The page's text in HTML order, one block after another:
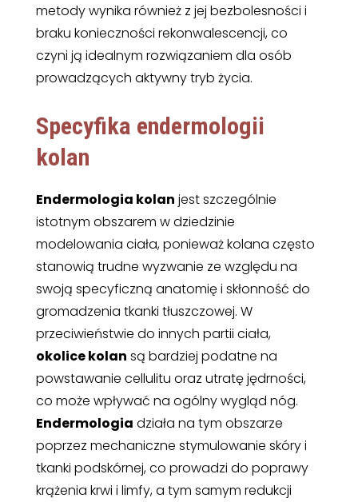
metody wynika również z jej bezbolesności i
braku konieczności rekonwalescencji, co
czyni ją idealnym rozwiązaniem dla osób
prowadzących aktywny tryb życia.
Specyfika endermologii
kolan
Endermologia kolan jest szczególnie
istotnym obszarem w dziedzinie
modelowania ciała, ponieważ kolana często
stanowią trudne wyzwanie ze względu na
swoją specyficzną anatomię i skłonność do
gromadzenia tkanki tłuszczowej. W
przeciwieństwie do innych partii ciała,
okolice kolan są bardziej podatne na
powstawanie cellulitu oraz utratę jędrności,
co może wpływać na ogólny wygląd nóg.
Endermologia działa na tym obszarze
poprzez mechaniczne stymulowanie skóry i
tkanki podskórnej, co prowadzi do poprawy
krążenia krwi i limfy, a tym samym redukcji